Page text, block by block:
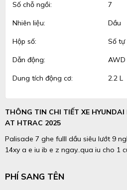
Số chỗ ngồi: 7
Nhiên liệu: Dầu
Hộp số: Số tự
Dẫn động:
Dung tích động cơ: 2.2 L
THÔNG TIN CHI TIẾT XE HYUNDAI
AT HTRAC 2025
Palisade 7 ghe fulll dầu siêu lướt 9
14xy a e iu ib e z ngay..qua iu cho 1
PHÍ SANG TÊN